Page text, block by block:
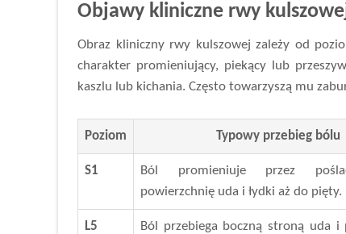
Objawy kliniczne rwy
Obraz kliniczny rwy kulszowej zależy od
charakter promieniujący, piekący lub
kaszlu lub kichania. Często towarzyszą mu
Poziom Typowy przebieg bólu
S1
Ból promieniuje przez
powierzchnię uda i łydki aż do pięty.
L5
Ból przebiega boczną stroną uda i